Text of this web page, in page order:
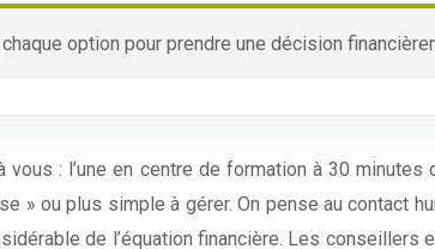
option pour prendre une décision
: l’une en centre de formation à 30 minutes
ou plus simple à gérer. On pense au contact
de l’équation financière. Les conseillers